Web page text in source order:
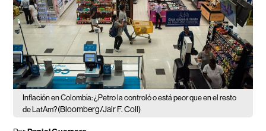
Inflación en Colombia: ¿Petro la controló o está peor que en el resto
de LatAm?(Bloomberg/Jair F. Coll)